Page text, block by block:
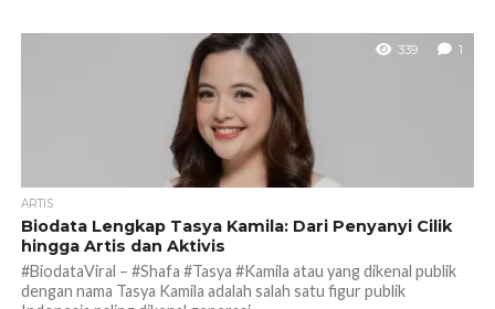
339 1
ARTIS
Biodata Lengkap Tasya Kamila: Dari Penyanyi Cilik
hingga Artis dan Aktivis
#BiodataViral – #Shafa #Tasya #Kamila atau yang dikenal publik
dengan nama Tasya Kamila adalah salah satu figur publik